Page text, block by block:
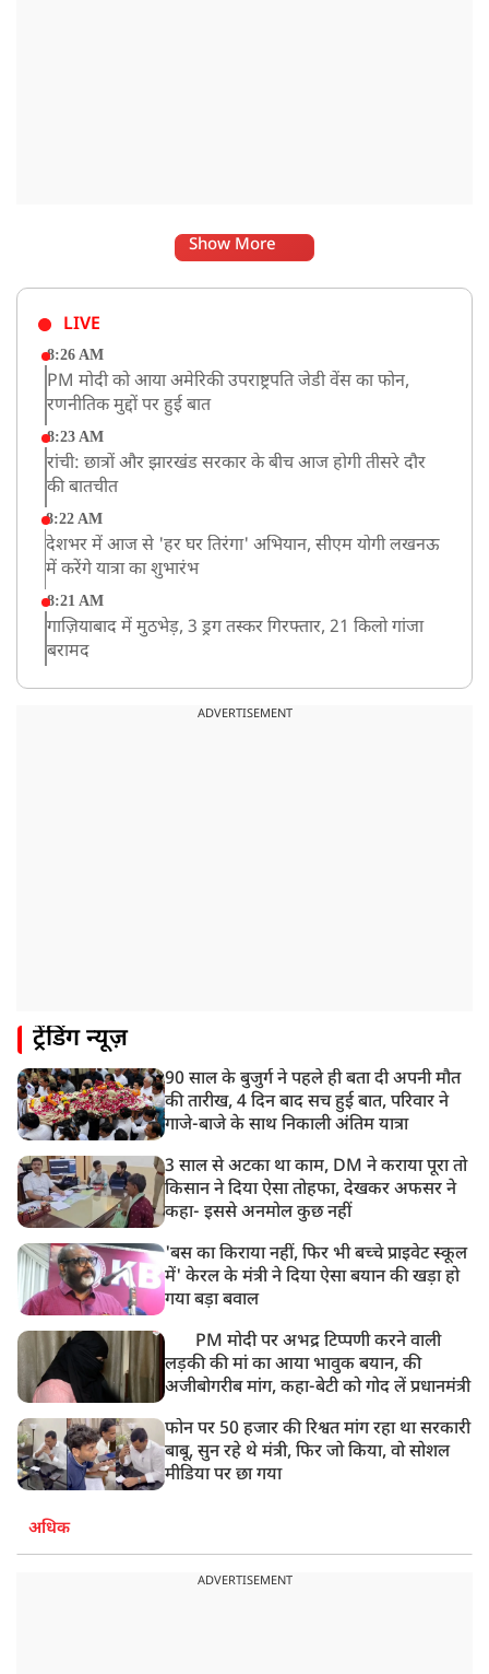
Show More
LIVE
8:26 AM
PM मोदी को आया अमेरिकी उपराष्ट्रपति जेडी वेंस का फोन,
रणनीतिक मुद्दों पर हुई बात
8:23 AM
रांची: छात्रों और झारखंड सरकार के बीच आज होगी तीसरे दौर
की बातचीत
8:22 AM
देशभर में आज से 'हर घर तिरंगा' अभियान, सीएम योगी लखनऊ
में करेंगे यात्रा का शुभारंभ
8:21 AM
गाज़ियाबाद में मुठभेड़, 3 ड्रग तस्कर गिरफ्तार, 21 किलो गांजा
बरामद
ADVERTISEMENT
ट्रेंडिंग न्यूज़
90 साल के बुजुर्ग ने पहले ही बता दी अपनी मौत
की तारीख, 4 दिन बाद सच हुई बात, परिवार ने
गाजे-बाजे के साथ निकाली अंतिम यात्रा
3 साल से अटका था काम, DM ने कराया पूरा तो
किसान ने दिया ऐसा तोहफा, देखकर अफसर ने
कहा- इससे अनमोल कुछ नहीं
'बस का किराया नहीं, फिर भी बच्चे प्राइवेट स्कूल
में' केरल के मंत्री ने दिया ऐसा बयान की खड़ा हो
गया बड़ा बवाल
PM मोदी पर अभद्र टिप्पणी करने वाली
लड़की की मां का आया भावुक बयान, की
अजीबोगरीब मांग, कहा-बेटी को गोद लें प्रधानमंत्री
फोन पर 50 हजार की रिश्वत मांग रहा था सरकारी
बाबू, सुन रहे थे मंत्री, फिर जो किया, वो सोशल
मीडिया पर छा गया
अधिक
ADVERTISEMENT